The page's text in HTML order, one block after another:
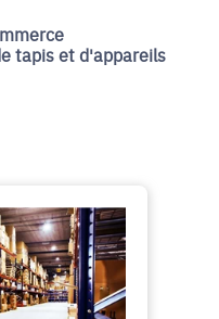
tapis et d'appareils